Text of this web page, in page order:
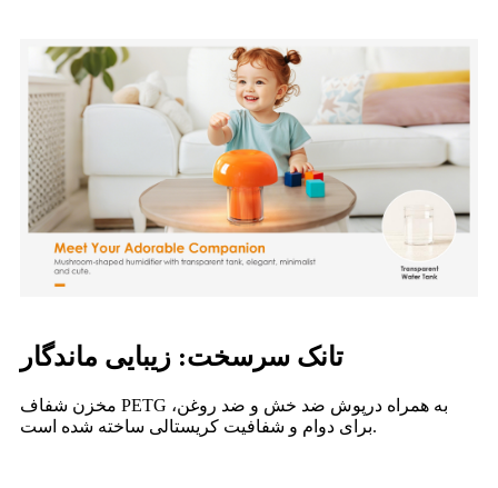
تانک سرسخت: زیبایی ماندگار
مخزن شفاف PETG به همراه درپوش ضد خش و ضد روغن،
برای دوام و شفافیت کریستالی ساخته شده است.